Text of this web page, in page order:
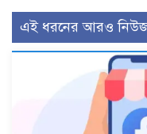
এই ধরনের আরও